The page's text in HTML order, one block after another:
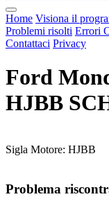
Home Visiona il
Problemi risolti Errori
Contattaci Privacy
Ford
HJBB
Sigla Motore: HJBB
Problema